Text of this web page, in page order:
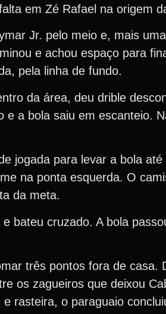
em Zé Rafael na origem
Jr. pelo meio e, mais
e achou espaço para
pela linha de fundo.
da área, deu drible
a bola saiu em escanteio.
jogada para levar a bola
na ponta esquerda. O
da meta.
bateu cruzado. A bola
três pontos fora de casa.
os zagueiros que deixou
rasteira, o paraguaio